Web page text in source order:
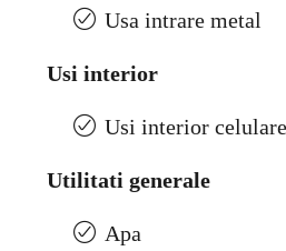
Usa intrare metal
Usi interior
Usi interior celulare
Utilitati generale
Apa